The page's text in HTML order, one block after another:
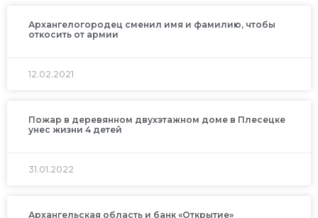
Архангелогородец сменил имя и фамилию, чтобы
откосить от армии
12.02.2021
Пожар в деревянном двухэтажном доме в Плесецке
унес жизни 4 детей
31.01.2022
Архангельская область и банк «Открытие»